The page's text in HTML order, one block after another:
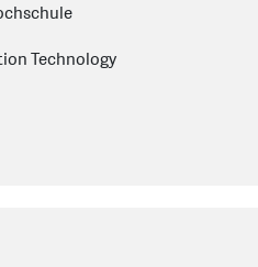
Technology